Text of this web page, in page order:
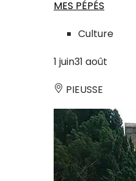
MES PÉPÉS
Culture
1 juin31 août
PIEUSSE